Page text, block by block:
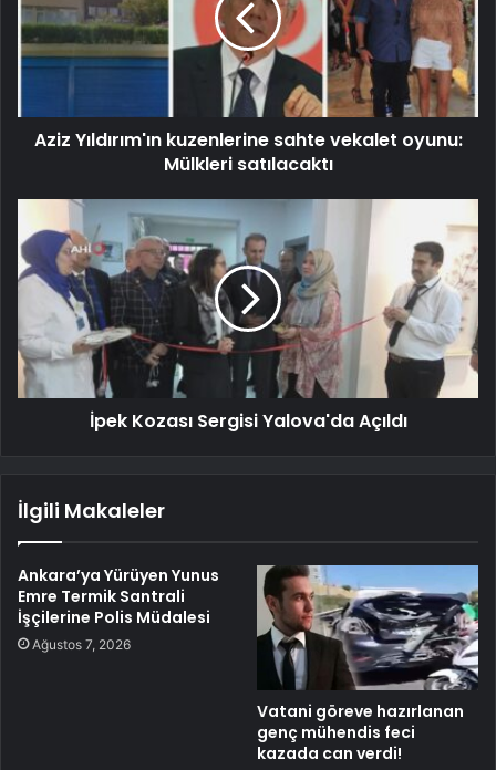
Aziz Yıldırım'ın kuzenlerine sahte vekalet oyunu:
Mülkleri satılacaktı
İpek Kozası Sergisi Yalova'da Açıldı
İlgili Makaleler
Ankara’ya Yürüyen Yunus
Emre Termik Santrali
İşçilerine Polis Müdalesi
Ağustos 7, 2026
Vatani göreve hazırlanan
genç mühendis feci
kazada can verdi!